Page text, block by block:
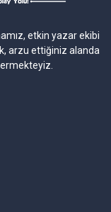
etkin yazar ekibi
arzu ettiğiniz alanda